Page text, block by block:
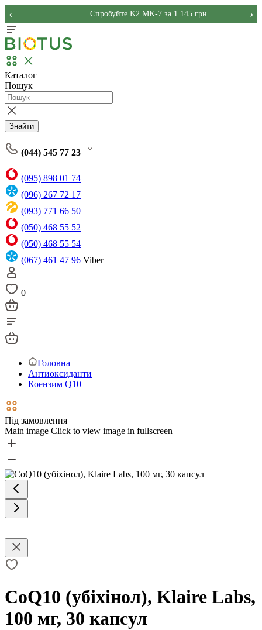
Спробуйте K2 MK-7 за 1 145 грн
‹ ›
Каталог
Пошук
Знайти
(044) 545 77 23
(095) 898 01 74
(096) 267 72 17
(093) 771 66 50
(050) 468 55 52
(050) 468 55 54
(067) 461 47 96 Viber
0
Головна
Антиоксиданти
Коензим Q10
Під замовлення
Main image Click to view image in fullscreen
CoQ10 (убіхінол), Klaire Labs,
100 мг, 30 капсул